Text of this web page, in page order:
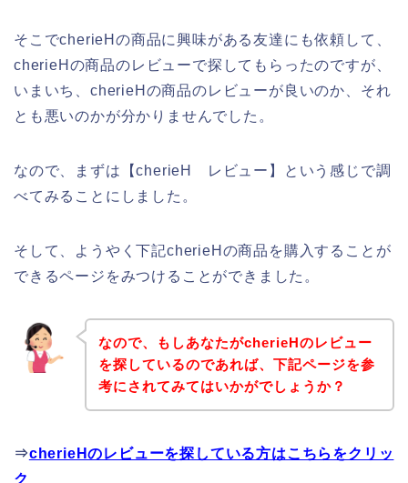
そこでcherieHの商品に興味がある友達にも依頼して、
cherieHの商品のレビューで探してもらったのですが、
いまいち、cherieHの商品のレビューが良いのか、それ
とも悪いのかが分かりませんでした。
なので、まずは【cherieH レビュー】という感じで調
べてみることにしました。
そして、ようやく下記cherieHの商品を購入することが
できるページをみつけることができました。
なので、もしあなたがcherieHのレビュー
を探しているのであれば、下記ページを参
考にされてみてはいかがでしょうか？
⇒cherieHのレビューを探している方はこちらをクリッ
ク